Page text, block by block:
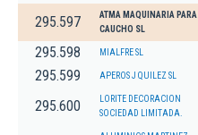
295.597
ATMA MAQUINARIA PARA
CAUCHO SL
295.598 MIALFRE SL
295.599 APEROS J QUILEZ SL
295.600
LORITE DECORACION
SOCIEDAD LIMITADA.